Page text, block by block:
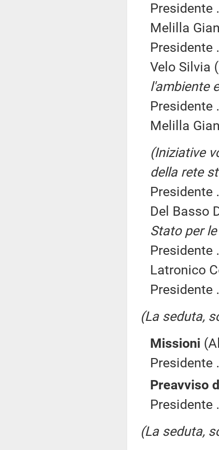
Presidente
Melilla
Presidente
Velo Silvia
l'ambiente
Presidente
Melilla
(Iniziative
della rete
Presidente
Del Basso
Stato per
Presidente
Latronico
Presidente
(La seduta,
Missioni
Presidente
Preavviso
Presidente
(La seduta,